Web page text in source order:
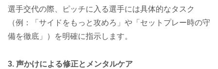
選手交代の際、ピッチに入る選手には具体的なタスク
（例：「サイドをもっと攻めろ」や「セットプレー時の守
備を徹底」）を明確に指示します。
3. 声かけによる修正とメンタルケア